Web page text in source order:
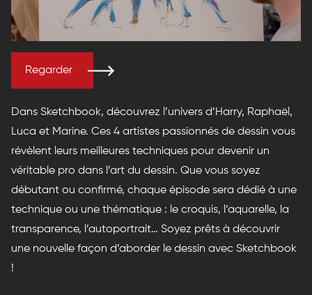
Regarder
Dans Sketchbook, découvrez l’univers d’Harry, Raphaël,
Luca et Marine. Ces 4 artistes passionnés de dessin vous
révèlent leurs meilleures techniques pour devenir un
véritable pro dans l’art du dessin. Que vous soyez
débutant ou confirmé, chaque épisode sera dédié à une
technique ou une thématique : le croquis, l’aquarelle, la
transparence, l’autoportrait… Soyez prêts à découvrir
une nouvelle façon d’aborder le dessin avec Sketchbook
!